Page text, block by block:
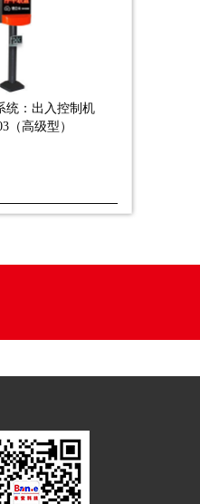
统：出入控制机
（高级型）